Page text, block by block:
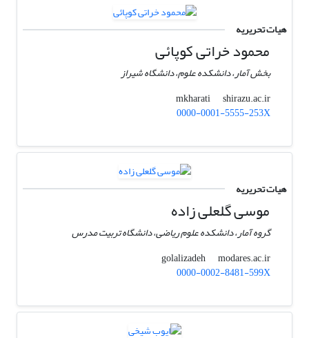
هیات تحریریه
محمود خراتی کوپائی
بخش آمار، دانشکده علوم، دانشگاه شیراز
mkharati
shirazu.ac.ir
0000-0001-5555-253X
هیات تحریریه
موسی گلعلی زاده
گروه آمار، دانشکده علوم ریاضی، دانشگاه تربیت مدرس
golalizadeh
modares.ac.ir
0000-0002-8481-599X